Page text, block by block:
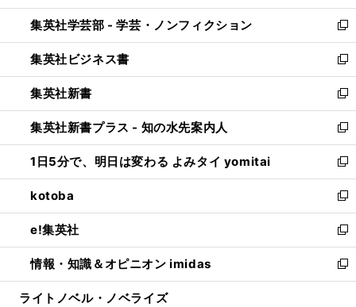
開
く
ウ
で
開
く
ン
ド
ウ
で
開
く
ウ
ィ
ン
ド
ウ
で
開
く
集英社学芸部 - 学芸・ノンフィクション
新
し
い
ウ
ィ
ン
ド
ウ
で
開
く
集英社ビジネス書
新
し
い
ウ
ィ
ン
ド
ウ
で
開
く
集英社新書
新
し
い
ウ
ィ
ン
ド
ウ
で
開
く
集英社新書プラス - 知の水先案内人
新
し
い
ウ
ィ
ン
ド
ウ
で
開
1日5分で、明日は変わる よみタイ yomitai
新
し
い
ウ
ィ
ン
ド
ウ
kotoba
新
し
い
ウ
ィ
ン
e!集英社
新
し
い
ウ
情報・知識＆オピニオン imidas
新
し
ライトノベル・ノベライズ